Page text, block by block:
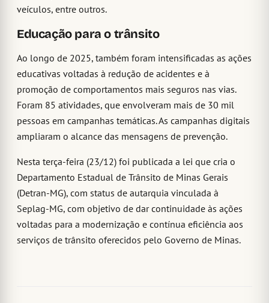
veículos, entre outros.
Educação para o trânsito
Ao longo de 2025, também foram intensificadas as ações
educativas voltadas à redução de acidentes e à
promoção de comportamentos mais seguros nas vias.
Foram 85 atividades, que envolveram mais de 30 mil
pessoas em campanhas temáticas. As campanhas digitais
ampliaram o alcance das mensagens de prevenção.
Nesta terça-feira (23/12) foi publicada a lei que cria o
Departamento Estadual de Trânsito de Minas Gerais
(Detran-MG), com status de autarquia vinculada à
Seplag-MG, com objetivo de dar continuidade às ações
voltadas para a modernização e contínua eficiência aos
serviços de trânsito oferecidos pelo Governo de Minas.